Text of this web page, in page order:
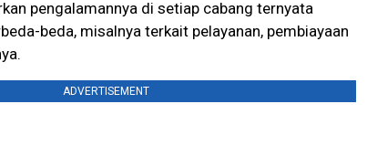
pengalamannya di setiap cabang ternyata
beda, misalnya terkait pelayanan, pembiayaan
ADVERTISEMENT